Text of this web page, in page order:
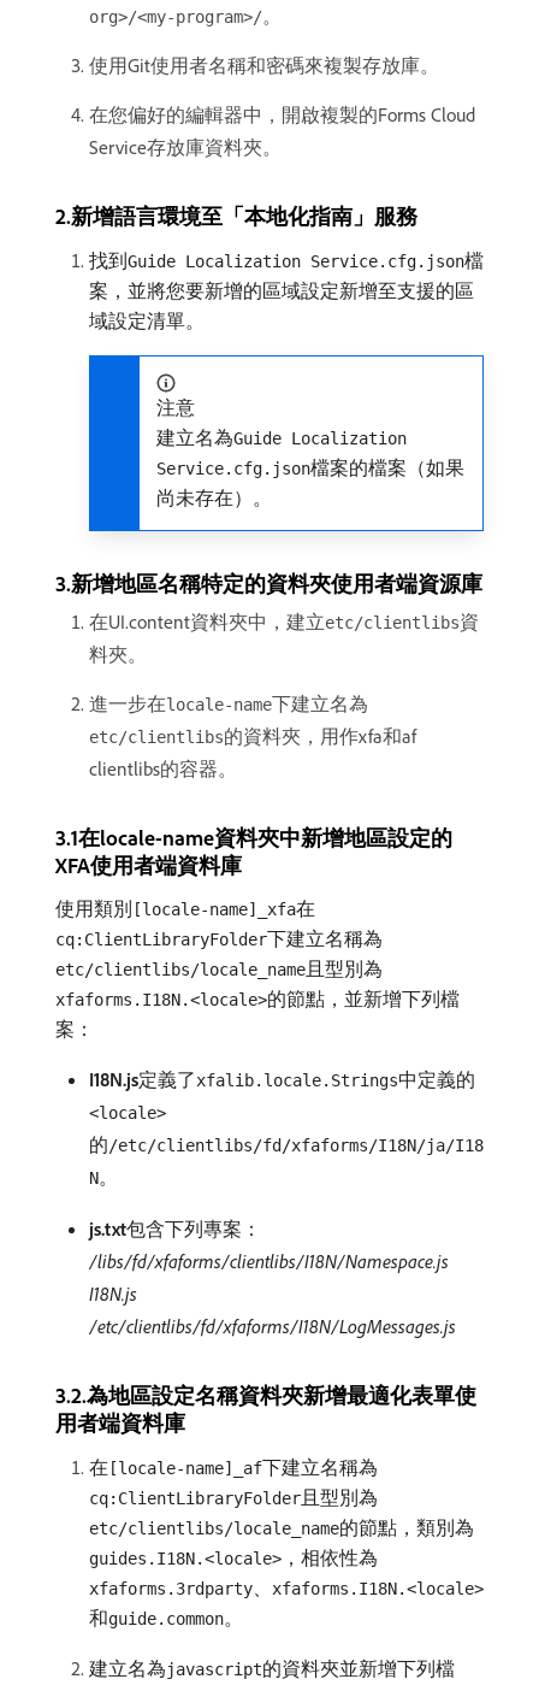
org>/<my-program>/。
使用Git使用者名稱和密碼來複製存放庫。
在您偏好的編輯器中，開啟複製的Forms Cloud
Service存放庫資料夾。
2.新增語言環境至「本地化指南」服務
找到Guide Localization Service.cfg.json檔
案，並將您要新增的區域設定新增至支援的區
域設定清單。
注意
建立名為Guide Localization
Service.cfg.json檔案的檔案（如果
尚未存在）。
3.新增地區名稱特定的資料夾使用者端資源庫
在UI.content資料夾中，建立etc/clientlibs資
料夾。
進一步在locale-name下建立名為
etc/clientlibs的資料夾，用作xfa和af
clientlibs的容器。
3.1在locale-name資料夾中新增地區設定的
XFA使用者端資料庫
使用類別 [locale-name]_xfa在
cq:ClientLibraryFolder下建立名稱為
etc/clientlibs/locale_name且型別為
xfaforms.I18N.<locale>的節點，並新增下列檔
案：
I18N.js​定義了xfalib.locale.Strings中定義的
<locale>
的/etc/clientlibs/fd/xfaforms/I18N/ja/I18
N。
js.txt​包含下列專案：
/libs/fd/xfaforms/clientlibs/I18N/Namespace.js
I18N.js
/etc/clientlibs/fd/xfaforms/I18N/LogMessages.js
3.2.為地區設定名稱資料夾新增最適化表單使
用者端資料庫
在 [locale-name]_af下建立名稱為
cq:ClientLibraryFolder且型別為
etc/clientlibs/locale_name的節點，類別為
guides.I18N.<locale> ，相依性為
xfaforms.3rdparty、 xfaforms.I18N.<locale>
和guide.common。
建立名為javascript的資料夾並新增下列檔